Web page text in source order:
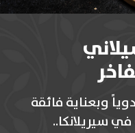
وبعناية فائقة
سيريلانكا..